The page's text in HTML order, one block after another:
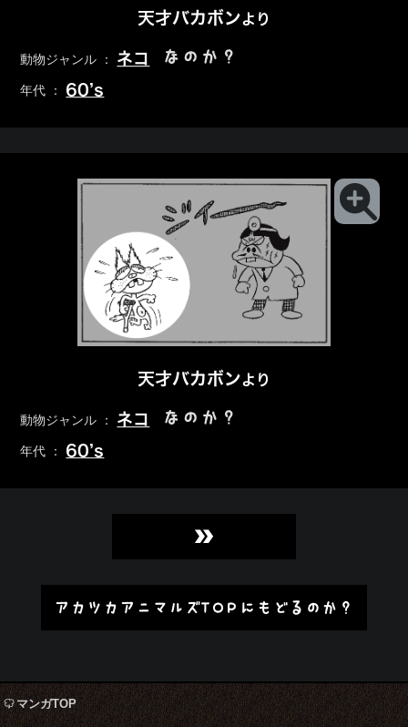
天才バカボンより
動物ジャンル ： ネコ なのか？
年代 ： 60’s
天才バカボンより
動物ジャンル ： ネコ なのか？
年代 ： 60’s
»
アカツカアニマルズTOPにもどるのか？
マンガTOP